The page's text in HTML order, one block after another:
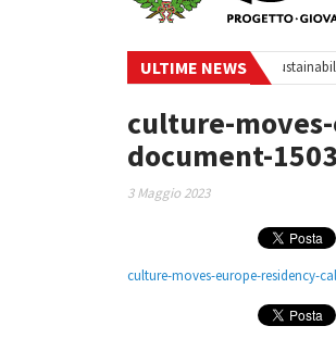
ULTIME NEWS
Your small steps towards
culture-
document-
3 Maggio 2023
culture-moves-europe-residency-